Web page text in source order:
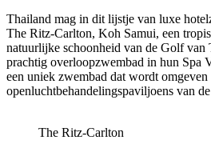
Thailand mag in dit lijstje van luxe
The Ritz-Carlton, Koh Samui, een
natuurlijke schoonheid van de Golf van
prachtig overloopzwembad in hun Spa
een uniek zwembad dat wordt omgeven
openluchtbehandelingspaviljoens van
The Ritz-Carlton